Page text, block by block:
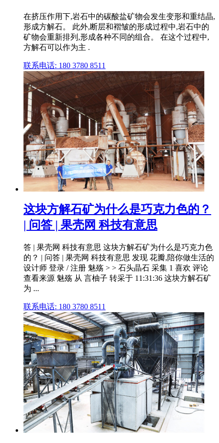
在挤压作用下,岩石中的碳酸盐矿物会发生变形和重结晶,
形成方解石。 此外,断层和褶皱的形成过程中,岩石中的
矿物会重新排列,形成各种不同的组合。 在这个过程中,
方解石可以作为主 .
联系电话: 180 3780 8511
这块方解石矿为什么是巧克力色的？
| 问答 | 果壳网 科技有意思
答 | 果壳网 科技有意思 这块方解石矿为什么是巧克力色
的？ | 问答 | 果壳网 科技有意思 发现 花瓣,陪你做生活的
设计师 登录 / 注册 魅殇 > > 石头晶石 采集 1 喜欢 评论
查看来源 魅殇 从 言柚子 转采于 11:31:36 这块方解石矿
为 ...
联系电话: 180 3780 8511